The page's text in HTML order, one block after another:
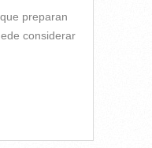
preparan
considerar